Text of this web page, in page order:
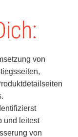
von
und leitest
von